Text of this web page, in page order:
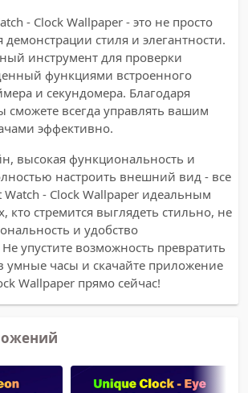
- Clock Wallpaper - это не просто
стиля и элегантности.
инструмент для проверки
функциями встроенного
и секундомера. Благодаря
всегда управлять вашим
эффективно.
высокая функциональность и
настроить внешний вид - все
Watch - Clock Wallpaper идеальным
кто стремится выглядеть стильно, не
и удобство
упустите возможность превратить
умные часы и скачайте приложение
Wallpaper прямо сейчас!